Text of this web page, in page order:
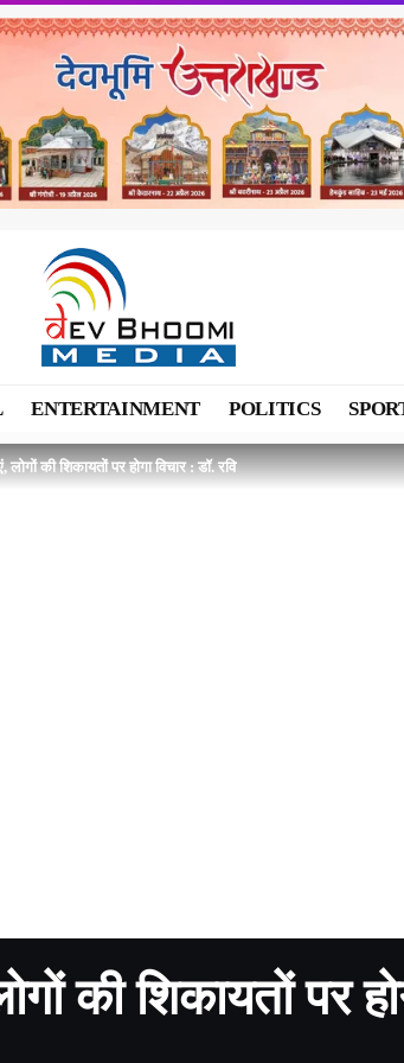
ENTERTAINMENT POLITICS
की शिकायतों पर होगा विचार : डॉ. रवि
की शिकायतों पर